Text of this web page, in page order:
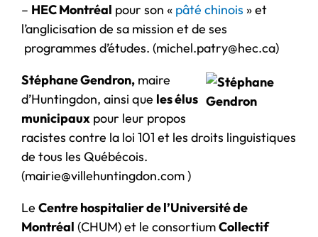
– HEC Montréal pour son « pâté chinois » et
l’anglicisation de sa mission et de ses
programmes d’études. (michel.patry@hec.ca)
Stéphane Gendron, maire
d’Huntingdon, ainsi que les élus
municipaux pour leur propos
racistes contre la loi 101 et les droits linguistiques
de tous les Québécois.
(mairie@villehuntingdon.com )
Le Centre hospitalier de l’Université de
Montréal (CHUM) et le consortiumCollectif